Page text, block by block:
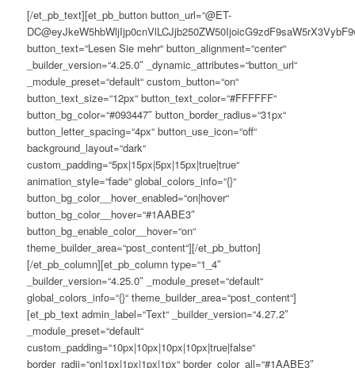
[/et_pb_text][et_pb_button button_url=“@ET-
button_text=“Lesen Sie mehr“ button_alignment=“center“
_builder_version=“4.25.0″ _dynamic_attributes=“button_url“
_module_preset=“default“ custom_button=“on“
button_text_size=“12px“ button_text_color=“#FFFFFF“
button_bg_color=“#093447″ button_border_radius=“31px“
button_letter_spacing=“4px“ button_use_icon=“off“
background_layout=“dark“
custom_padding=“5px|15px|5px|15px|true|true“
animation_style=“fade“ global_colors_info=“{}“
button_bg_color__hover_enabled=“on|hover“
button_bg_color__hover=“#1AABE3″
button_bg_enable_color__hover=“on“
theme_builder_area=“post_content“][/et_pb_button]
[/et_pb_column][et_pb_column type=“1_4″
_builder_version=“4.25.0″ _module_preset=“default“
global_colors_info=“{}“ theme_builder_area=“post_content“]
[et_pb_text admin_label=“Text“ _builder_version=“4.27.2″
_module_preset=“default“
custom_padding=“10px|10px|10px|10px|true|false“
border_radii=“on|1px|1px|1px|1px“ border_color_all=“#1AABE3″